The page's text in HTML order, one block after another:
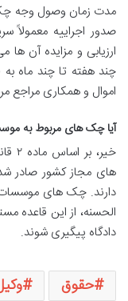
مدت زمان وصول وجه چک
ارزیابی و مزایده آن
چند هفته تا چند ماه
اموال و همکاری مراجع
آیا چک های مربوط به
های مجاز کشور صادر
دارند. چک های موسسات
الحسنه، از این قاعده
دادگاه پیگیری شوند.
حقوق